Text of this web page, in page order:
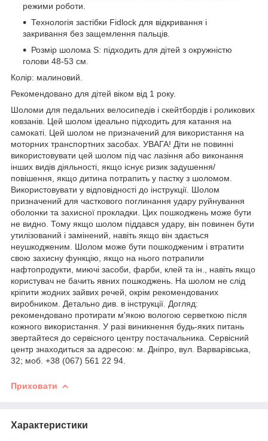
режими роботи.
Технологія застібки Fidlock для відкривання і
закривання без защемлення пальців.
Розмір шолома S: підходить для дітей з окружністю
голови 48-53 см.
Колір: малиновий.
Рекомендовано для дітей віком від 1 року.
Шоломи для педальних велосипедів і скейтбордів і роликових
ковзанів. Цей шолом ідеально підходить для катання на
самокаті. Цей шолом не призначений для використання на
моторних транспортних засобах. УВАГА! Діти не повинні
використовувати цей шолом під час лазіння або виконання
інших видів діяльності, якщо існує ризик задушення/
повішення, якщо дитина потрапить у пастку з шоломом.
Використовувати у відповідності до інструкції. Шолом
призначений для часткового поглинання удару руйнування
оболонки та захисної прокладки. Цих пошкоджень може бути
не видно. Тому якщо шолом піддався удару, він повинен бути
утилізований і замінений, навіть якщо він здається
неушкодженим. Шолом може бути пошкодженим і втратити
свою захисну функцію, якщо на нього потрапили
нафтопродукти, миючі засоби, фарби, клей та ін., навіть якщо
користувач не бачить явних пошкоджень. На шолом не слід
кріпити жодних зайвих речей, окрім рекомендованих
виробником. Детально див. в інструкції. Догляд:
рекомендовано протирати м'якою вологою серветкою після
кожного використання. У разі виникнення будь-яких питань
звертайтеся до сервісного центру постачальника. Сервісний
центр знаходиться за адресою: м. Дніпро, вул. Варварівська,
32; моб. +38 (067) 561 22 94.
Приховати
Характеристики